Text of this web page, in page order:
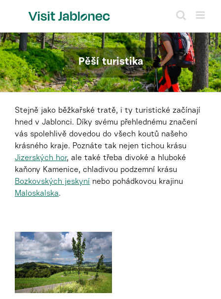
Pěší turistika
Stejně jako běžkařské tratě, i ty turistické začínají
hned v Jablonci. Díky svému přehlednému značení
vás spolehlivě dovedou do všech koutů našeho
krásného kraje. Poznáte tak nejen tichou krásu
Jizerských hor, ale také třeba divoké a hluboké
kaňony Kamenice, chladivou podzemní krásu
Bozkovských jeskyní nebo pohádkovou krajinu
Maloskalska.